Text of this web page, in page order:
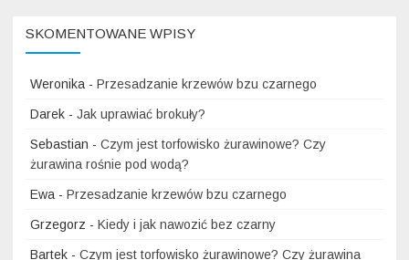
SKOMENTOWANE WPISY
Weronika- Przesadzanie krzewów bzu czarnego
Darek - Jak uprawiać brokuły?
Sebastian - Czym jest torfowisko żurawinowe? Czy
żurawina rośnie pod wodą?
Ewa- Przesadzanie krzewów bzu czarnego
Grzegorz - Kiedy i jak nawozić bez czarny
Bartek - Czym jest torfowisko żurawinowe? Czy żurawina